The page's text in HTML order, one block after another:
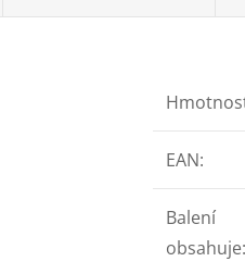
EAN:
Balení
obsahuje: